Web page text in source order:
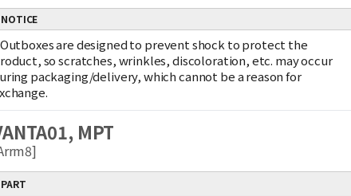
NOTICE
Outboxes are designed to prevent shock to protect the
so scratches, wrinkles, discoloration, etc. may occur
packaging/delivery, which cannot be a reason for
MPT
PART